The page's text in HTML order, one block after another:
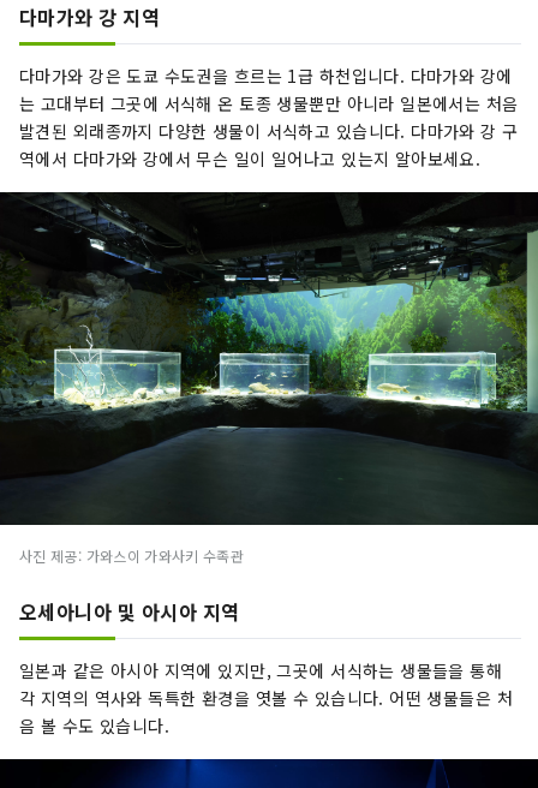
다마가와 강 지역
다마가와 강은 도쿄 수도권을 흐르는 1급 하천입니다. 다마가와 강에
는 고대부터 그곳에 서식해 온 토종 생물뿐만 아니라 일본에서는 처음
발견된 외래종까지 다양한 생물이 서식하고 있습니다. 다마가와 강 구
역에서 다마가와 강에서 무슨 일이 일어나고 있는지 알아보세요.
사진 제공: 가와스이 가와사키 수족관
오세아니아 및 아시아 지역
일본과 같은 아시아 지역에 있지만, 그곳에 서식하는 생물들을 통해
각 지역의 역사와 독특한 환경을 엿볼 수 있습니다. 어떤 생물들은 처
음 볼 수도 있습니다.